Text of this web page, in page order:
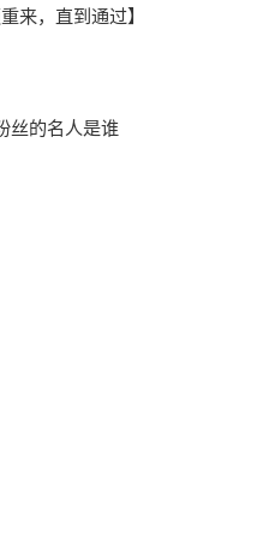
来，直到通过】
丝的名人是谁